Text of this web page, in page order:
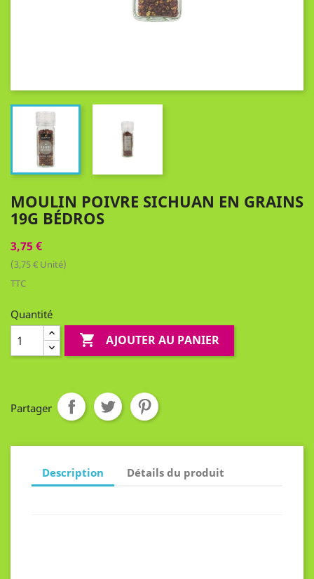
MOULIN POIVRE SICHUAN EN GRAINS
19G BÉDROS
3,75 €
(3,75 € Unité)
TTC
Quantité
 AJOUTER AU PANIER
Partager
Description Détails du produit